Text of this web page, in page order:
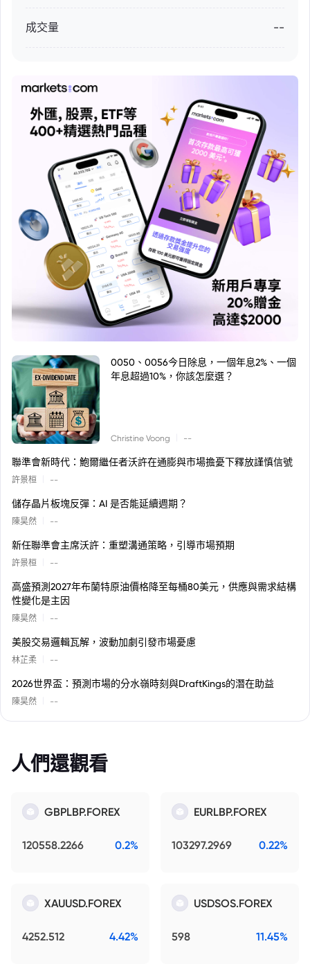
成交量 --
0050、0056今日除息，一個年息2%、一個
年息超過10%，你該怎麼選？
Christine Voong --
聯準會新時代：鮑爾繼任者沃許在通膨與市場擔憂下釋放謹慎信號
許景桓 --
儲存晶片板塊反彈：AI 是否能延續週期？
陳昊然 --
新任聯準會主席沃許：重塑溝通策略，引導市場預期
許景桓 --
高盛預測2027年布蘭特原油價格降至每桶80美元，供應與需求結構
性變化是主因
陳昊然 --
美股交易邏輯瓦解，波動加劇引發市場憂慮
林芷柔 --
2026世界盃：預測市場的分水嶺時刻與DraftKings的潛在助益
陳昊然 --
人們還觀看
GBPLBP.FOREX
120558.2266 0.2%
EURLBP.FOREX
103297.2969 0.22%
XAUUSD.FOREX
4252.512 4.42%
USDSOS.FOREX
598 11.45%